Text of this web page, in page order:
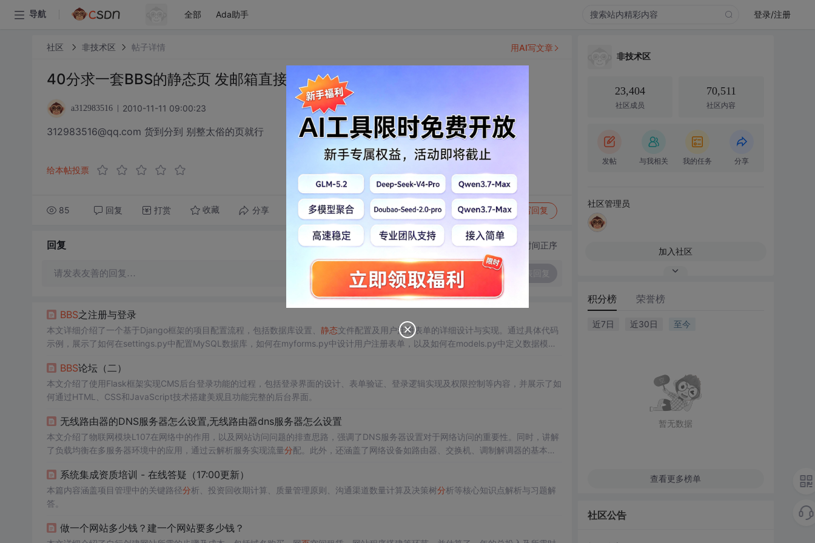
导航 全部 Ada助手 登录/注册
社区 非技术区 帖子详情
40分求一套BBS的静态页 发邮箱直接给分
a312983516 2010-11-11 09:00:23
312983516@qq.com 货到分到 别整太俗的页就行
给本帖投票
85 回复 打赏 收藏 分享 转发到动态 举报 写回复
用AI写文章
回复 切换为时间正序
请发表友善的回复…
BBS之注册与登录
本文详细介绍了一个基于Django框架的项目配置流程，包括数据库设置、 静态文件配置及用户注册表单的详细设计与实现。通过具体代码
示例，展示了如何在settings.py中配置MySQL数据库，如何在myforms.py中设计用户注册表单，以及如何在models.py中定义数据模
BBS论坛（二）
本文介绍了使用Flask框架实现CMS后台登录功能的过程，包括登录界面的设计、表单验证、登录逻辑实现及权限控制等内容，并展示了如
何通过HTML、CSS和JavaScript技术搭建美观且功能完整的后台界面。
无线路由器的DNS服务器怎么设置,无线路由器dns服务器怎么设置
本文介绍了物联网模块L107在网络中的作用，以及网站访问问题的排查思路，强调了DNS服务器设置对于网络访问的重要性。同时，讲解
了负载均衡在多服务器环境中的应用，通过云解析服务实现流量分配。此外，还涵盖了网络设备如路由器、交换机、调制解调器的基本知
系统集成资质培训 - 在线答疑（17:00更新）
本篇内容涵盖项目管理中的关键路径分析、投资回收期计算、质量管理原则、沟通渠道数量计算及决策树分析等核心知识点解析与习题解
答。
做一个网站多少钱？建一个网站要多少钱？
非技术区
23,404
社区成员
70,511
社区内容
发帖 与我相关 我的任务 分享
社区管理员
加入社区
积分榜 荣誉榜
近7日 近30日 至今
暂无数据
查看更多榜单
社区公告